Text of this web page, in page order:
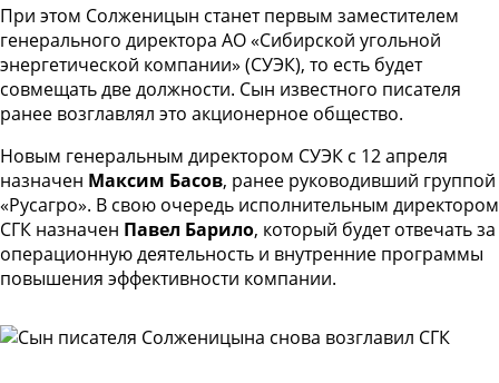
При этом Солженицын станет первым заместителем
генерального директора АО «Сибирской угольной
энергетической компании» (СУЭК), то есть будет
совмещать две должности. Сын известного писателя
ранее возглавлял это акционерное общество.
Новым генеральным директором СУЭК с 12 апреля
назначен Максим Басов, ранее руководивший группой
«Русагро». В свою очередь исполнительным директором
СГК назначен Павел Барило, который будет отвечать за
операционную деятельность и внутренние программы
повышения эффективности компании.